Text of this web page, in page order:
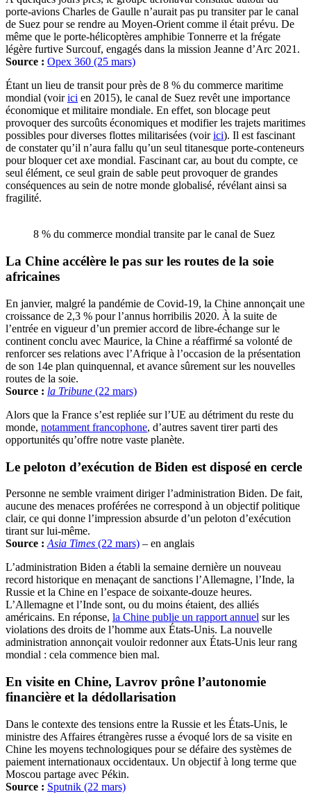
porte-avions Charles de Gaulle n’aurait pas pu transiter par le canal
de Suez pour se rendre au Moyen-Orient comme il était prévu. De
même que le porte-hélicoptères amphibie Tonnerre et la frégate
légère furtive Surcouf, engagés dans la mission Jeanne d’Arc 2021.
Source : Opex 360 (25 mars)
Étant un lieu de transit pour près de 8 % du commerce maritime
mondial (voirici en 2015), le canal de Suez revêt une importance
économique et militaire mondiale. En effet, son blocage peut
provoquer des surcoûts économiques et modifier les trajets maritimes
possibles pour diverses flottes militarisées (voirici). Il est fascinant
de constater qu’il n’aura fallu qu’un seul titanesque porte-conteneurs
pour bloquer cet axe mondial. Fascinant car, au bout du compte, ce
seul élément, ce seul grain de sable peut provoquer de grandes
conséquences au sein de notre monde globalisé, révélant ainsi sa
fragilité.
8 % du commerce mondial transite par le canal de Suez
La Chine accélère le pas sur les routes de la soie
africaines
En janvier, malgré la pandémie de Covid-19, la Chine annonçait une
croissance de 2,3 % pour l’annus horribilis 2020. À la suite de
l’entrée en vigueur d’un premier accord de libre-échange sur le
continent conclu avec Maurice, la Chine a réaffirmé sa volonté de
renforcer ses relations avec l’Afrique à l’occasion de la présentation
de son 14e plan quinquennal, et avance sûrement sur les nouvelles
routes de la soie.
Source : la Tribune (22 mars)
Alors que la France s’est repliée sur l’UE au détriment du reste du
monde, notamment francophone, d’autres savent tirer parti des
opportunités qu’offre notre vaste planète.
Le peloton d’exécution de Biden est disposé en cercle
Personne ne semble vraiment diriger l’administration Biden. De fait,
aucune des menaces proférées ne correspond à un objectif politique
clair, ce qui donne l’impression absurde d’un peloton d’exécution
tirant sur lui-même.
Source : Asia Times (22 mars) – en anglais
L’administration Biden a établi la semaine dernière un nouveau
record historique en menaçant de sanctions l’Allemagne, l’Inde, la
Russie et la Chine en l’espace de soixante-douze heures.
L’Allemagne et l’Inde sont, ou du moins étaient, des alliés
américains. En réponse, la Chine publie un rapport annuel sur les
violations des droits de l’homme aux États-Unis. La nouvelle
administration annonçait vouloir redonner aux États-Unis leur rang
mondial : cela commence bien mal.
En visite en Chine, Lavrov prône l’autonomie
financière et la dédollarisation
Dans le contexte des tensions entre la Russie et les États-Unis, le
ministre des Affaires étrangères russe a évoqué lors de sa visite en
Chine les moyens technologiques pour se défaire des systèmes de
paiement internationaux occidentaux. Un objectif à long terme que
Moscou partage avec Pékin.
Source : Sputnik (22 mars)